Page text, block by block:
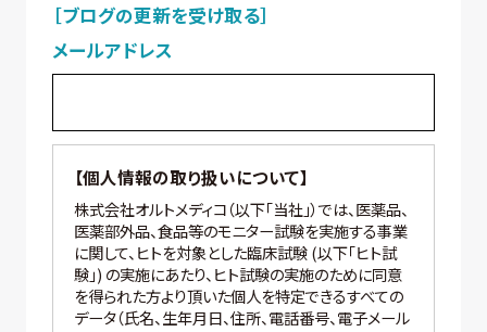
［ブログの更新を受け取る］
メールアドレス
【個人情報の取り扱いについて】
株式会社オルトメディコ（以下「当社」）では、医薬品、
医薬部外品、食品等のモニター試験を実施する事業
に関して、ヒトを対象とした臨床試験 (以下「ヒト試
験」) の実施にあたり、ヒト試験の実施のために同意
を得られた方より頂いた個人を特定できるすべての
データ（氏名、生年月日、住所、電話番号、電子メール